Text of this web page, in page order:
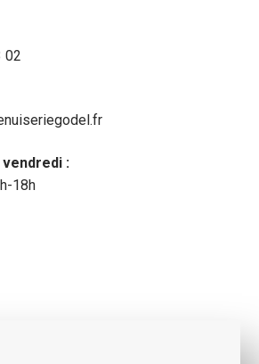
02
vendredi :
18h